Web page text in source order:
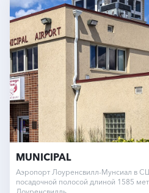
MUNICIPAL
Аэропорт Лоуренсвилл-Мунсиал в
посадочной полосой длиной 1585